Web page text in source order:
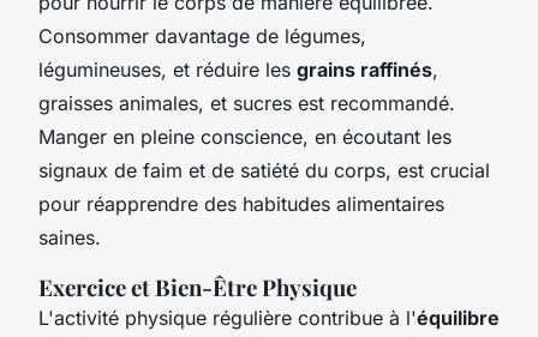
Consommer davantage de légumes,
légumineuses, et réduire les grains raffinés,
graisses animales, et sucres est recommandé.
Manger en pleine conscience, en écoutant les
signaux de faim et de satiété du corps, est crucial
pour réapprendre des habitudes alimentaires
saines.
Exercice et Bien-Être Physique
L'activité physique régulière contribue à l'équilibre